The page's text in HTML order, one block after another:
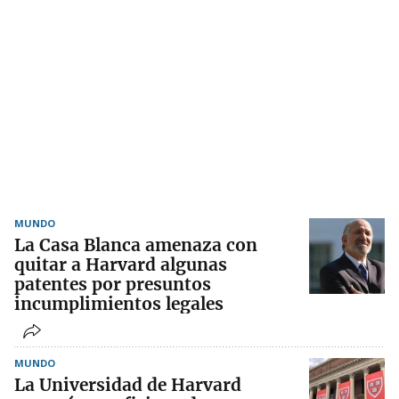
MUNDO
La Casa Blanca amenaza con
quitar a Harvard algunas
patentes por presuntos
incumplimientos legales
MUNDO
La Universidad de Harvard